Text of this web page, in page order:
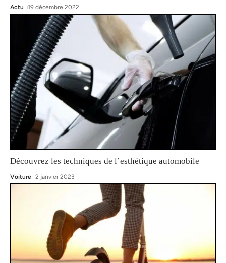
Actu 19 décembre 2022
Découvrez les techniques de l’esthétique automobile
Voiture 2 janvier 2023